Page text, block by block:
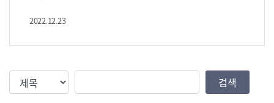
kr/18bli
2022.12.23
검색조건 검색값 검색